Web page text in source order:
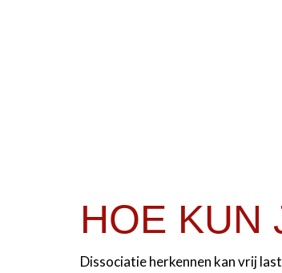
HOE KUN
Dissociatie herkennen kan vrij